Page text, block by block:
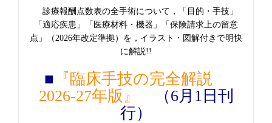
診療報酬点数表の全手術について，「目的・手技」
「適応疾患」「医療材料・機器」「保険請求上の留意
点」（2026年改定準拠）を，イラスト・図解付きで明快
に解説!!
■ 『臨床手技の完全解説
2026-27年版』
（6月1日刊
行）